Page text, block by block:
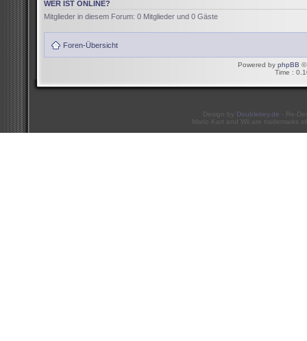
WER IST ONLINE?
Mitglieder in diesem Forum: 0 Mitglieder und 0 Gäste
Foren-Übersicht
Powered by phpBB ©
Time :
Design by Doublekey.de - Re-
Mario Kart and Wii are trademarks